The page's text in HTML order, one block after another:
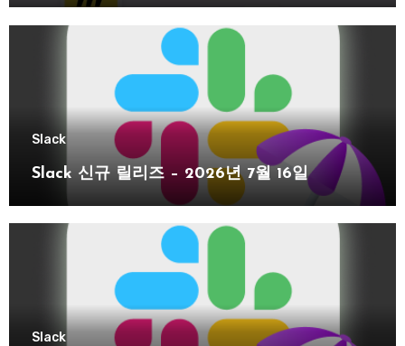
Slack
Slack 신규 릴리즈 – 2026년 7월 16일
Slack